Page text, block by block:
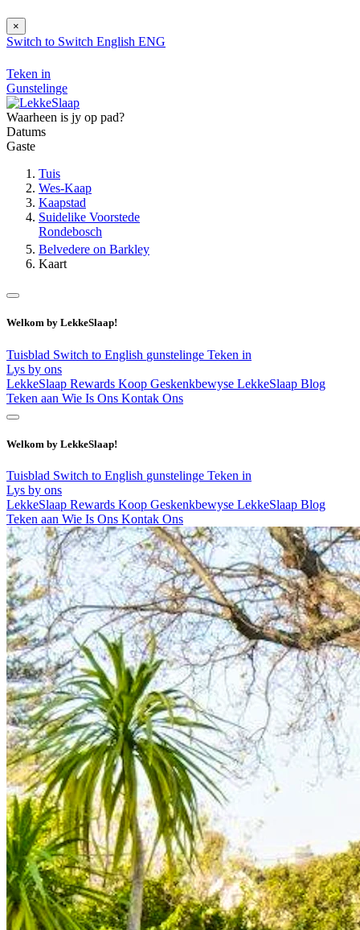
×
Switch to Switch English ENG
Teken in
Gunstelinge
Waarheen is jy op pad?
Datums
Gaste
Tuis
Wes-Kaap
Kaapstad
Suidelike Voorstede
Rondebosch
Belvedere on Barkley
Kaart
Welkom by LekkeSlaap!
Tuisblad Switch to English gunstelinge Teken in
Lys by ons
LekkeSlaap Rewards Koop Geskenkbewyse LekkeSlaap Blog
Teken aan Wie Is Ons Kontak Ons
Welkom by LekkeSlaap!
Tuisblad Switch to English gunstelinge Teken in
Lys by ons
LekkeSlaap Rewards Koop Geskenkbewyse LekkeSlaap Blog
Teken aan Wie Is Ons Kontak Ons